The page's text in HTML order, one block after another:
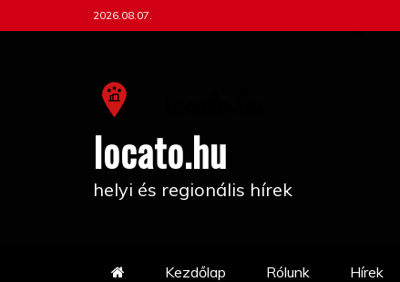
to
2026.08.07.
locato.hu
helyi és regionális hírek
Kezdőlap Rólunk Hírek